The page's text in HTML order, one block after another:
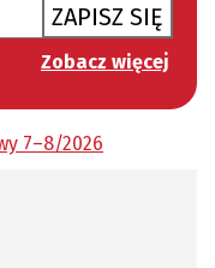
ZAPISZ SIĘ
Zobacz więcej